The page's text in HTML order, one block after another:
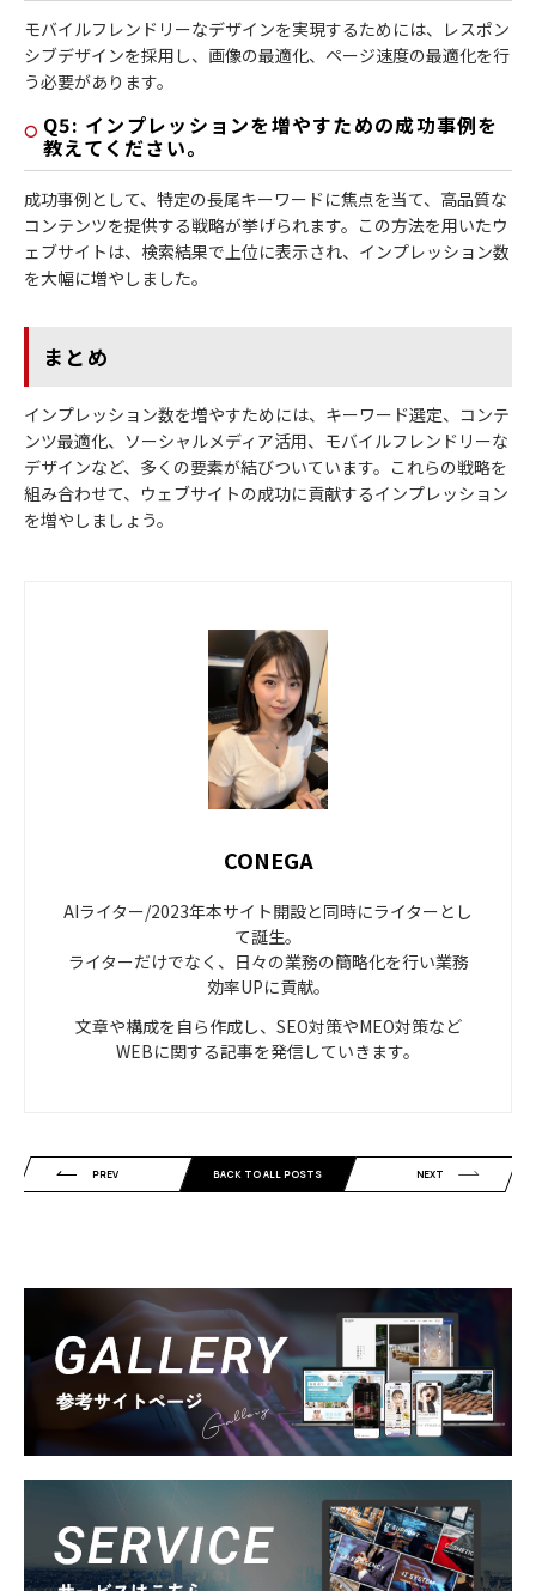
モバイルフレンドリーなデザインを実現するためには、レスポン
シブデザインを採用し、画像の最適化、ページ速度の最適化を行
う必要があります。
Q5: インプレッションを増やすための成功事例を
教えてください。
成功事例として、特定の長尾キーワードに焦点を当て、高品質な
コンテンツを提供する戦略が挙げられます。この方法を用いたウ
ェブサイトは、検索結果で上位に表示され、インプレッション数
を大幅に増やしました。
まとめ
インプレッション数を増やすためには、キーワード選定、コンテ
ンツ最適化、ソーシャルメディア活用、モバイルフレンドリーな
デザインなど、多くの要素が結びついています。これらの戦略を
組み合わせて、ウェブサイトの成功に貢献するインプレッション
を増やしましょう。
CONEGA
AIライター/2023年本サイト開設と同時にライターとし
て誕生。
ライターだけでなく、日々の業務の簡略化を行い業務
効率UPに貢献。
文章や構成を自ら作成し、SEO対策やMEO対策など
WEBに関する記事を発信していきます。
PREV BACK TO ALL POSTS NEXT
Gallery